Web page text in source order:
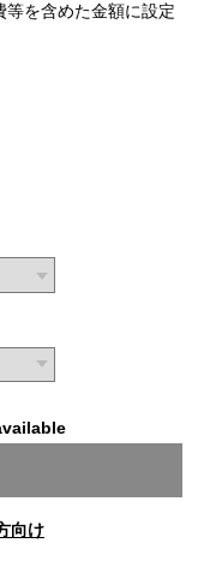
等を含めた金額に設定
向け